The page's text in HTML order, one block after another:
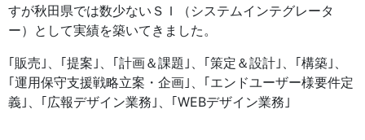
すが秋田県では数少ないＳＩ（システムインテグレータ
ー）として実績を築いてきました。
｢販売｣、｢提案｣、｢計画＆課題｣、｢策定＆設計｣、｢構築｣、
｢運用保守支援戦略立案・企画｣、｢エンドユーザー様要件定
義｣、｢広報デザイン業務｣、｢WEBデザイン業務｣